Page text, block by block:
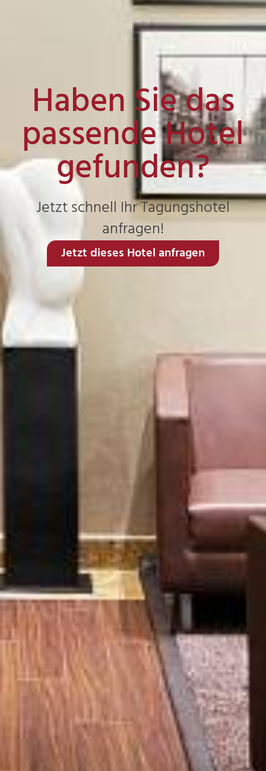
Haben Sie das
passende Hotel
gefunden?
Jetzt schnell Ihr Tagungshotel
anfragen!
Jetzt dieses Hotel anfragen